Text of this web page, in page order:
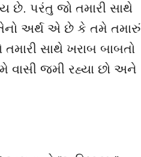
છે. પરંતુ જો તમારી સાથે
અર્થ એ છે કે તમે તમારું
સાથે ખરાબ બાબતો
વાસી જમી રહ્યા છો અને